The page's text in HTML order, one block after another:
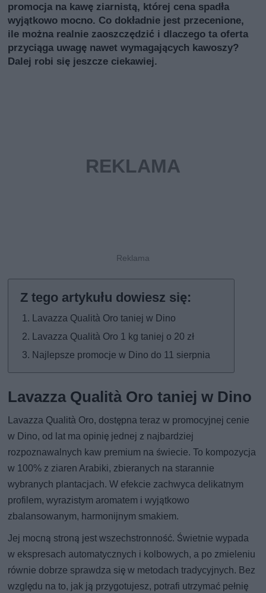
promocja na kawę ziarnistą, której cena spadła
wyjątkowo mocno. Co dokładnie jest przecenione,
ile można realnie zaoszczędzić i dlaczego ta oferta
przyciąga uwagę nawet wymagających kawoszy?
Dalej robi się jeszcze ciekawiej.
Lavazza Qualità Oro taniej w Dino
Lavazza Qualità Oro 1 kg taniej o 20 zł
Najlepsze promocje w Dino do 11 sierpnia
Lavazza Qualità Oro taniej w Dino
Lavazza Qualità Oro, dostępna teraz w promocyjnej cenie
w Dino, od lat ma opinię jednej z najbardziej
rozpoznawalnych kaw premium na świecie. To kompozycja
w 100% z ziaren Arabiki, zbieranych na starannie
wybranych plantacjach. W efekcie zachwyca delikatnym
profilem, wyrazistym aromatem i wyjątkowo
zbalansowanym, harmonijnym smakiem.
Jej mocną stroną jest wszechstronność. Świetnie wypada
w ekspresach automatycznych i kolbowych, a po zmieleniu
równie dobrze sprawdza się w metodach tradycyjnych. Bez
względu na to, jak ją przygotujesz, potrafi utrzymać pełnię